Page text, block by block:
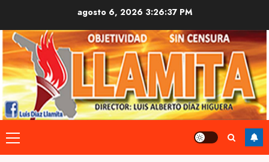
content
agosto 6, 2026 3:26:38 PM
Primary
Menu